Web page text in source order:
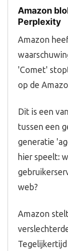
Amazon
Perplexity
Amazon
'Comet'
op de
Dit is een
tussen een
generatie
hier speelt:
web?
Amazon